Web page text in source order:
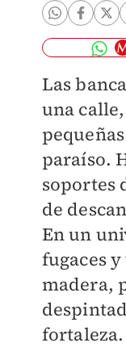
Las
una
paraíso.
soportes
de
En un
fugaces
madera,
fortaleza.